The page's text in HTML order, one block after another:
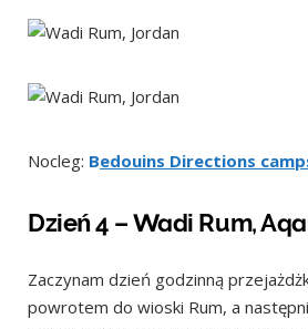
Nocleg: Bedouins Directions
Dzień 4 – Wadi Rum,
Zaczynam dzień godzinną
powrotem do wioski Rum, a